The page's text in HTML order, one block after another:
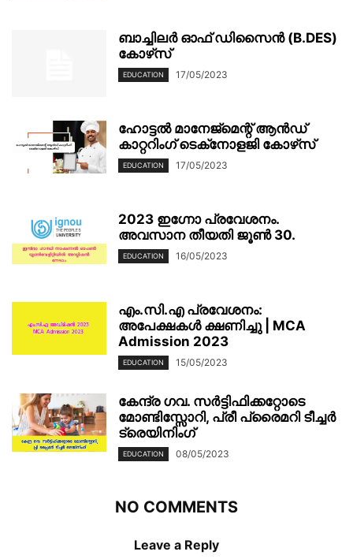
ബാച്ചിലർ ഓഫ് ഡിസൈൻ (B.DES)
കോഴ്‌സ്
EDUCATION 17/05/2023
ഹോട്ടൽ മാനേജ്‌മെന്റ് ആൻഡ്
കാറ്ററിംഗ് ടെക്‌നോളജി കോഴ്‌സ്
EDUCATION 17/05/2023
2023 ഇഗ്നോ പ്രവേശനം.
അവസാന തീയതി ജൂൺ 30.
EDUCATION 16/05/2023
എം.സി.എ പ്രവേശനം:
അപേക്ഷകൾ ക്ഷണിച്ചു | MCA
Admission 2023
EDUCATION 15/05/2023
കേന്ദ്ര ഗവ. സർട്ടിഫിക്കറ്റോടെ
മോണ്ടിസ്സോറി, പ്രീ പ്രൈമറി ടീച്ചർ
ട്രെയിനിംഗ്
EDUCATION 08/05/2023
NO COMMENTS
Leave a Reply